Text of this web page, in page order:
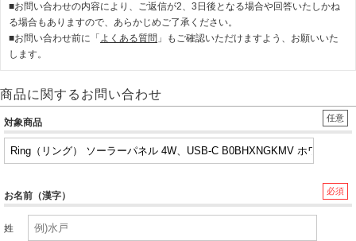
■お問い合わせの内容により、ご返信が2、3日後となる場合や回答いたしかね
る場合もありますので、あらかじめご了承ください。
■お問い合わせ前に「 よくある質問 」もご確認いただけますよう、お願いいた
します。
商品に関するお問い合わせ
任意
対象商品
必須
お名前（漢字）
姓